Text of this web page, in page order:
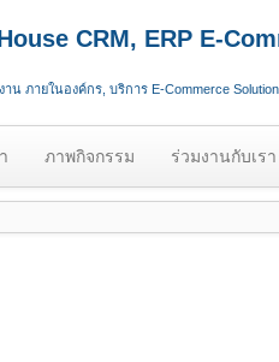
CRM, ERP E-
ภายในองค์กร, บริการ E-Commerce
ภาพกิจกรรม ร่วมงานกับเรา